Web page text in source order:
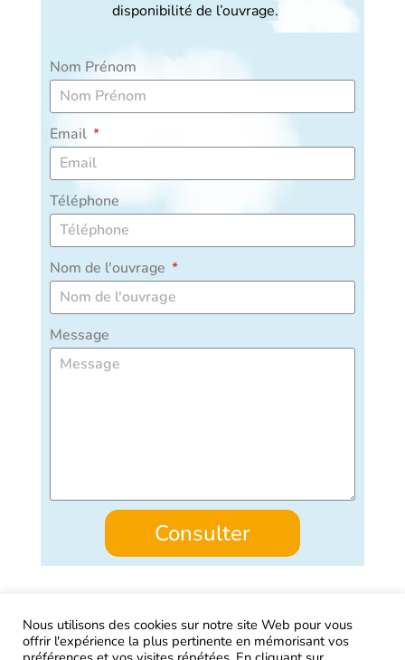
disponibilité de l’ouvrage.
Nom Prénom
Email
Téléphone
Nom de l'ouvrage
Message
Consulter
AIRtage 2024© Tous droits réservés
Nous utilisons des cookies sur notre site Web pour vous
offrir l'expérience la plus pertinente en mémorisant vos